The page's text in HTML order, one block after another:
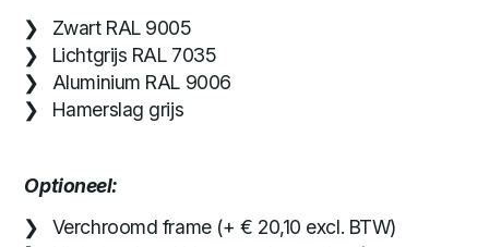
Zwart RAL 9005
Lichtgrijs RAL 7035
Aluminium RAL 9006
Hamerslag grijs
Optioneel:
Verchroomd frame (+ € 20,10 excl. BTW)